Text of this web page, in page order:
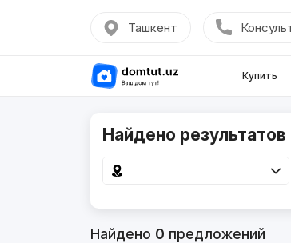
Ташкент
Купить
Найдено
Найдено 0 предложений